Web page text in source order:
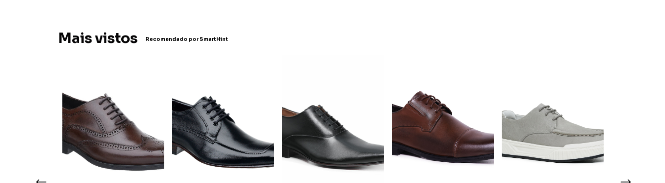
Mais vistos Recomendado por SmartHint